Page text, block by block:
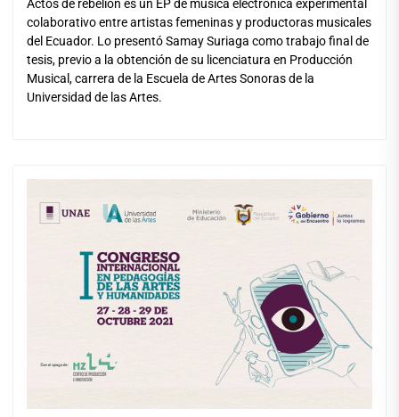
Actos de rebelión es un EP de música electrónica experimental
colaborativo entre artistas femeninas y productoras musicales
del Ecuador. Lo presentó Samay Suriaga como trabajo final de
tesis, previo a la obtención de su licenciatura en Producción
Musical, carrera de la Escuela de Artes Sonoras de la
Universidad de las Artes.